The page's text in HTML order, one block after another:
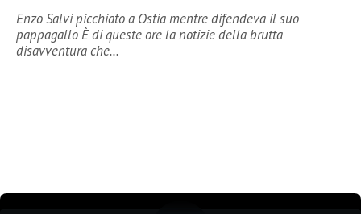
Enzo Salvi picchiato a Ostia mentre difendeva il suo
pappagallo È di queste ore la notizie della brutta
disavventura che…